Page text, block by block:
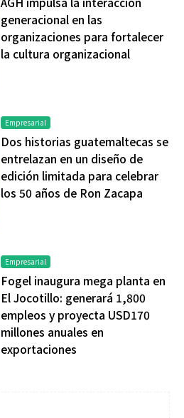
generacional en las
organizaciones para fortalecer
la cultura organizacional
Empresarial
Dos historias guatemaltecas se
entrelazan en un diseño de
edición limitada para celebrar
los 50 años de Ron Zacapa
Empresarial
Fogel inaugura mega planta en
El Jocotillo: generará 1,800
empleos y proyecta USD170
millones anuales en
exportaciones